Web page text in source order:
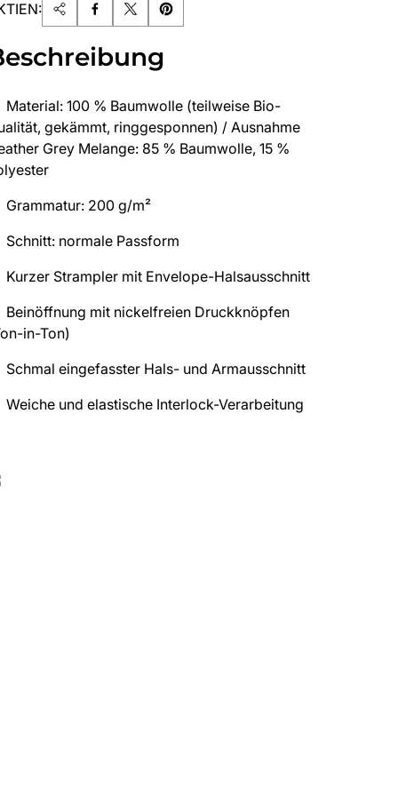
Material: 100 % Baumwolle (teilweise Bio-
gekämmt, ringgesponnen) / Ausnahme
Grey Melange: 85 % Baumwolle, 15 %
Grammatur: 200 g/m²
Schnitt: normale Passform
Kurzer Strampler mit Envelope-Halsausschnitt
Beinöffnung mit nickelfreien Druckknöpfen
in-Ton)
Schmal eingefasster Hals- und Armausschnitt
Weiche und elastische Interlock-Verarbeitung